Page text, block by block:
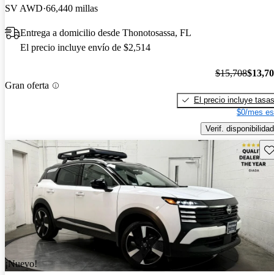
SV AWD 66,440 millas
Entrega a domicilio desde Thonotosassa, FL
El precio incluye envío de $2,514
Gran oferta
$15,708
El precio incluye tasas
$0/mes
Verif. disponibilidad
¡Nuevo!